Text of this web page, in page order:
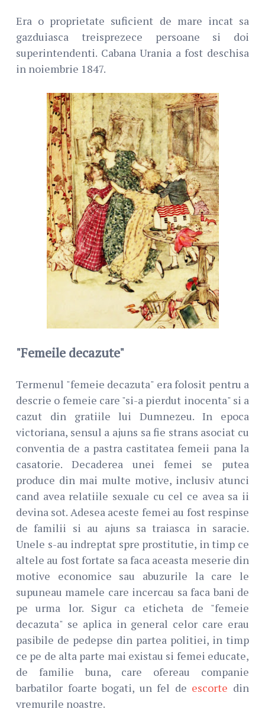
Era o proprietate suficient de mare incat sa
gazduiasca treisprezece persoane si doi
superintendenti. Cabana Urania a fost deschisa
in noiembrie 1847.
"Femeile decazute"
Termenul "femeie decazuta" era folosit pentru a
descrie o femeie care "si-a pierdut inocenta" si a
cazut din gratiile lui Dumnezeu. In epoca
victoriana, sensul a ajuns sa fie strans asociat cu
conventia de a pastra castitatea femeii pana la
casatorie. Decaderea unei femei se putea
produce din mai multe motive, inclusiv atunci
cand avea relatiile sexuale cu cel ce avea sa ii
devina sot. Adesea aceste femei au fost respinse
de familii si au ajuns sa traiasca in saracie.
Unele s-au indreptat spre prostitutie, in timp ce
altele au fost fortate sa faca aceasta meserie din
motive economice sau abuzurile la care le
supuneau mamele care incercau sa faca bani de
pe urma lor. Sigur ca eticheta de "femeie
decazuta" se aplica in general celor care erau
pasibile de pedepse din partea politiei, in timp
ce pe de alta parte mai existau si femei educate,
de familie buna, care ofereau companie
barbatilor foarte bogati, un fel de escorte din
vremurile noastre.